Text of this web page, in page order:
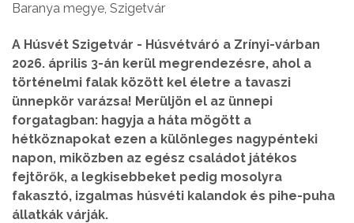
Baranya megye, Szigetvár
A Húsvét Szigetvár - Húsvétváró a Zrínyi-várban
2026. április 3-án kerül megrendezésre, ahol a
történelmi falak között kel életre a tavaszi
ünnepkör varázsa! Merüljön el az ünnepi
forgatagban: hagyja a háta mögött a
hétköznapokat ezen a különleges nagypénteki
napon, miközben az egész családot játékos
fejtörők, a legkisebbeket pedig mosolyra
fakasztó, izgalmas húsvéti kalandok és pihe-puha
állatkák várják.